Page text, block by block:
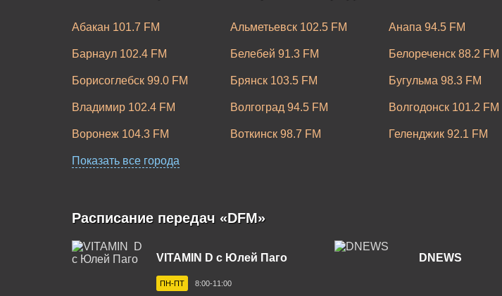
Абакан 101.7 FM Альметьевск 102.5 FM Анапа 94.5 FM
Барнаул 102.4 FM Белебей 91.3 FM Белореченск 88.2 FM
Борисоглебск 99.0 FM Брянск 103.5 FM Бугульма 98.3 FM
Владимир 102.4 FM Волгоград 94.5 FM Волгодонск 101.2 FM
Воронеж 104.3 FM Воткинск 98.7 FM Геленджик 92.1 FM
Димитровград 100.8 FM
Кинешма 73 УКВ Кисловодск 100.0 FM
Крымск 106.1 FM
Магнитогорск 103.0 FM Майкоп 100.1 FM
Показать все города
Расписание передач «DFM»
VITAMIN D c Юлей Паго
ПН-ПТ 8:00-11:00
DNEWS